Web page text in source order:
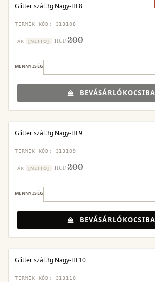
Glitter szál 3g Nagy-HL8
TERMÉK KÓD: 313108
ÁR [NETTO] HUF200
MENNYISÉG
BEVÁSÁRLÓKOCSIBA
Glitter szál 3g Nagy-HL9
TERMÉK KÓD: 313109
ÁR [NETTO] HUF200
MENNYISÉG
BEVÁSÁRLÓKOCSIBA
Glitter szál 3g Nagy-HL10
TERMÉK KÓD: 313110